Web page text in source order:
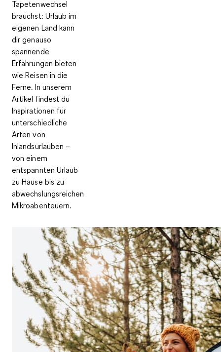
Tapetenwechsel
brauchst: Urlaub im
eigenen Land kann
dir genauso
spannende
Erfahrungen bieten
wie Reisen in die
Ferne. In unserem
Artikel findest du
Inspirationen für
unterschiedliche
Arten von
Inlandsurlauben –
von einem
entspannten Urlaub
zu Hause bis zu
abwechslungsreichen
Mikroabenteuern.